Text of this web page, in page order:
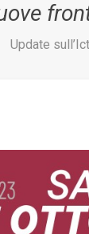
Update